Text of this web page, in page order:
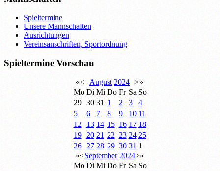
Spieltermine
Unsere Mannschaften
Ausrichtungen
Vereinsanschriften, Sportordnung
Spieltermine Vorschau
«< August 2024 >»
Mo Di Mi Do Fr Sa So
29
30 31 1 2 3
4
5
6 7 8 9 10 11
12
13 14 15 16 17 18
19
20 21 22 23 24 25
26
27 28 29 30 31 1
«<September 2024>»
Mo Di Mi Do Fr Sa So